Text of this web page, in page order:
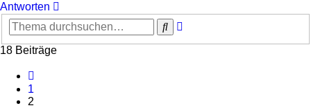
Antworten
Suche
18 Beiträge
1
2